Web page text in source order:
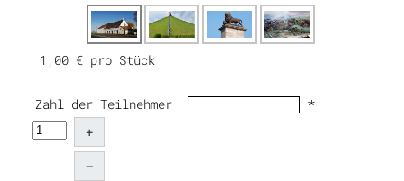
1,00 € pro Stück
Zahl der Teilnehmer
*
+
–